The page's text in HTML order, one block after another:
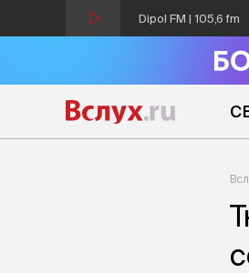
Dipol FM | 105,6 fm